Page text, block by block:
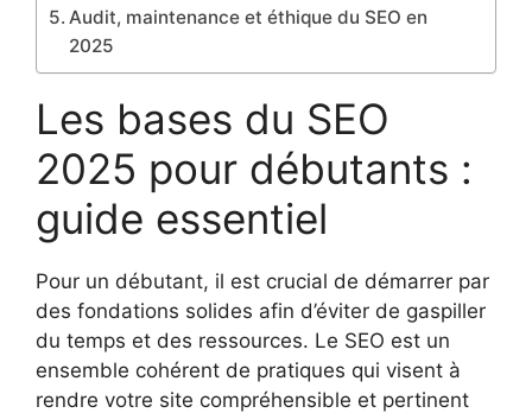
Audit, maintenance et éthique du SEO en
2025
Les bases du SEO
2025 pour débutants :
guide essentiel
Pour un débutant, il est crucial de démarrer par
des fondations solides afin d’éviter de gaspiller
du temps et des ressources. Le SEO est un
ensemble cohérent de pratiques qui visent à
rendre votre site compréhensible et pertinent